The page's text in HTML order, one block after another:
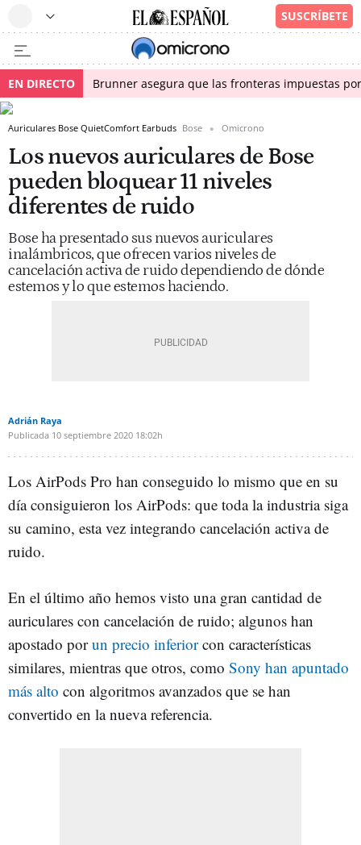
EN DIRECTO Brunner asegura que las fronteras impuestas
Auriculares Bose QuietComfort Earbuds Bose Omicrono
Los nuevos auriculares de Bose
pueden bloquear 11 niveles
diferentes de ruido
Bose ha presentado sus nuevos auriculares
inalámbricos, que ofrecen varios niveles de
cancelación activa de ruido dependiendo de dónde
estemos y lo que estemos haciendo.
Adrián Raya
Publicada 10 septiembre 2020 18:02h
Los AirPods Pro han conseguido lo mismo que en su
día consiguieron los AirPods: que toda la industria siga
su camino, esta vez integrando cancelación activa de
ruido.
En el último año hemos visto una gran cantidad de
auriculares con cancelación de ruido; algunos han
apostado porun precio inferiorcon características
similares, mientras que otros, como Sony han apuntado
más alto con algoritmos avanzados que se han
convertido en la nueva referencia.